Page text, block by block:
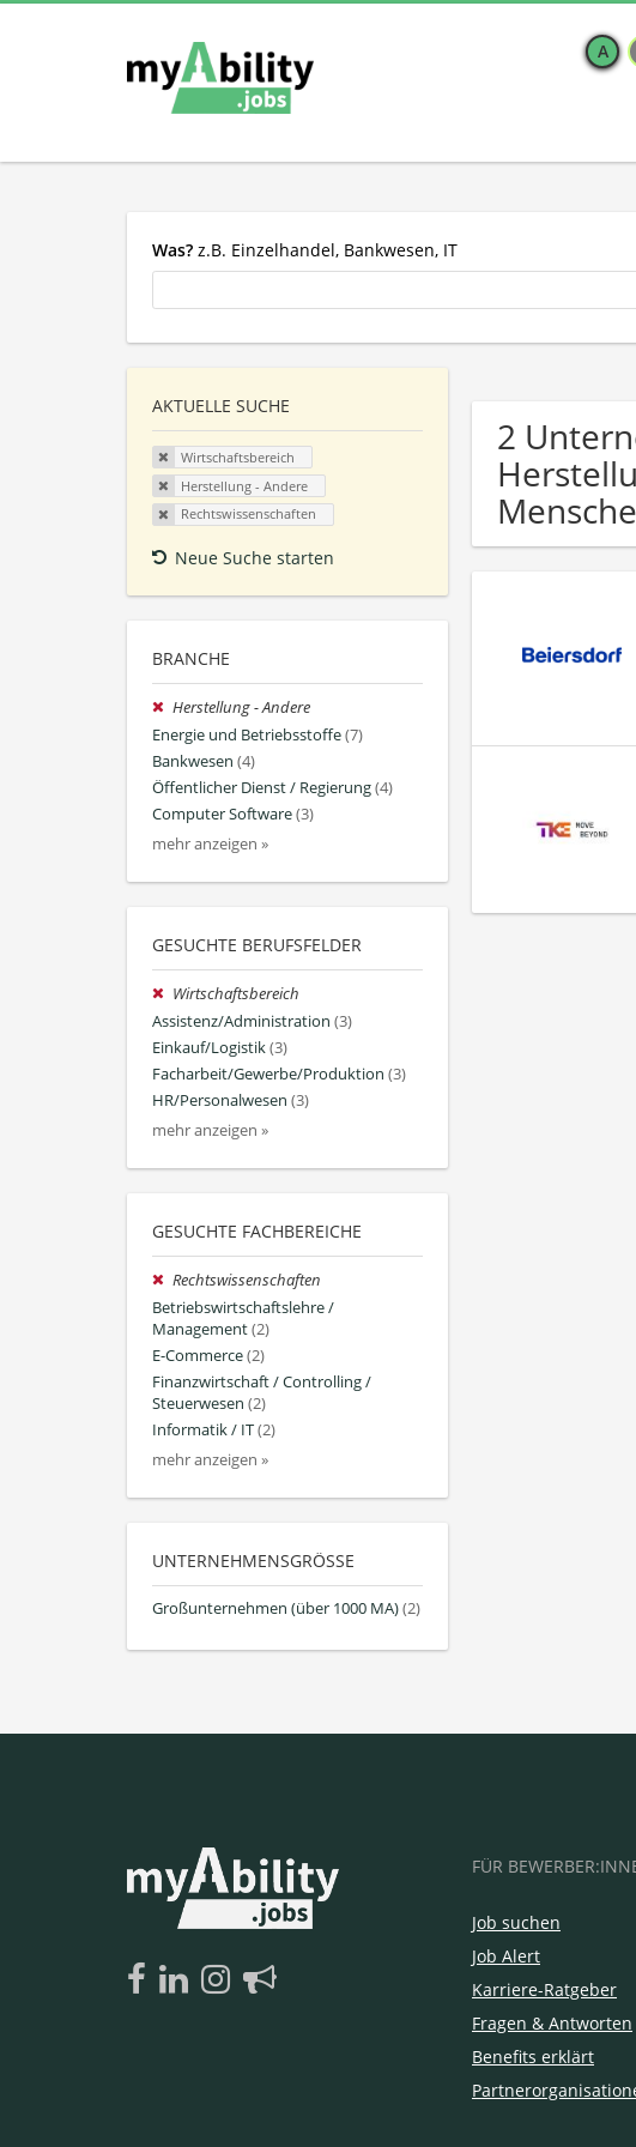
A
Was? z.B. Einzelhandel, Bankwesen, IT
AKTUELLE SUCHE
Wirtschaftsbereich
Herstellung - Andere
Rechtswissenschaften
Neue Suche starten
BRANCHE
Herstellung - Andere
Energie und Betriebsstoffe(7)
Bankwesen (4)
Öffentlicher Dienst / Regierung(4)
Computer Software(3)
mehr anzeigen »
GESUCHTE BERUFSFELDER
Wirtschaftsbereich
Assistenz/Administration (3)
Einkauf/Logistik(3)
Facharbeit/Gewerbe/Produktion (3)
HR/Personalwesen (3)
mehr anzeigen »
GESUCHTE FACHBEREICHE
Rechtswissenschaften
Betriebswirtschaftslehre /
Management(2)
E-Commerce(2)
Finanzwirtschaft / Controlling /
Steuerwesen (2)
Informatik / IT(2)
mehr anzeigen »
UNTERNEHMENSGRÖSSE
Großunternehmen (über 1000 MA)(2)
2
FÜR
Job suchen
Job Alert
Karriere-Ratgeber
Fragen & Antworten
Benefits erklärt